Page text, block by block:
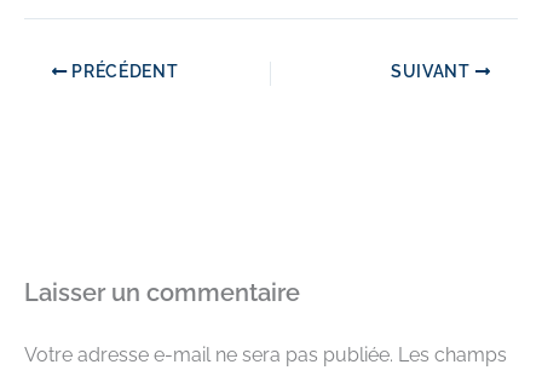
PRÉCÉDENT SUIVANT
Laisser un commentaire
Votre adresse e-mail ne sera pas publiée. Les champs